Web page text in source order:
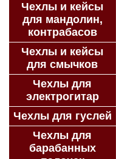
Чехлы и кейсы
для мандолин,
контрабасов
Чехлы и кейсы
для смычков
Чехлы для
электрогитар
Чехлы для гуслей
Чехлы для
барабанных